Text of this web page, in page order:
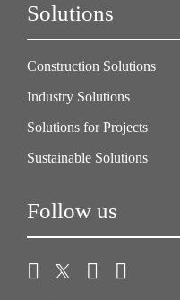
Solutions
Construction Solutions
Industry Solutions
Solutions for Projects
Sustainable Solutions
Follow us